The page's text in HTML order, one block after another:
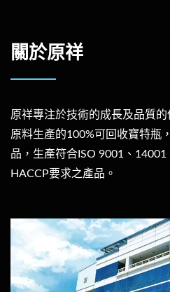
關於原祥
原祥專注於技術的成長及品質
原料生產的100%可回收寶特瓶
品，生產符合ISO 9001、14001
HACCP要求之產品。